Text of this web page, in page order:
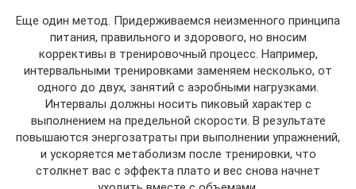
Еще один метод. Придерживаемся неизменного принципа
питания, правильного и здорового, но вносим
коррективы в тренировочный процесс. Например,
интервальными тренировками заменяем несколько, от
одного до двух, занятий с аэробными нагрузками.
Интервалы должны носить пиковый характер с
выполнением на предельной скорости. В результате
повышаются энергозатраты при выполнении упражнений,
и ускоряется метаболизм после тренировки, что
столкнет вас с эффекта плато и вес снова начнет